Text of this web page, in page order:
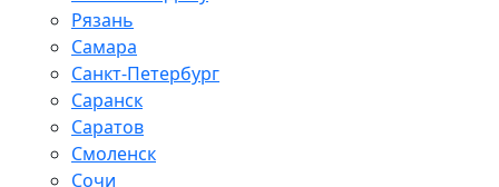
Рязань
Самара
Санкт-Петербург
Саранск
Саратов
Смоленск
Сочи